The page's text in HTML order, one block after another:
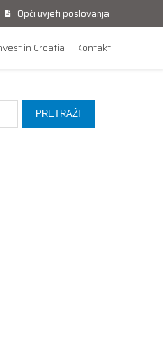
Opći uvjeti poslovanja
in Croatia Kontakt